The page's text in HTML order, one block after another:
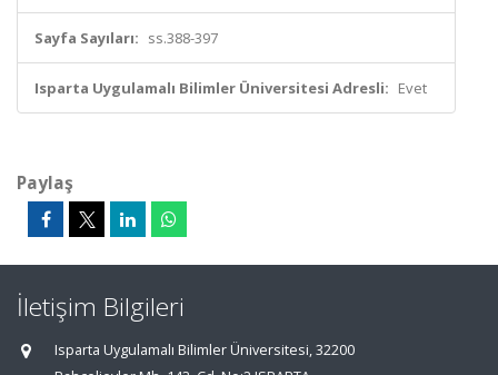
Sayfa Sayıları: ss.388-397
Isparta Uygulamalı Bilimler Üniversitesi Adresli: Evet
Paylaş
İletişim Bilgileri
Isparta Uygulamalı Bilimler Üniversitesi, 32200